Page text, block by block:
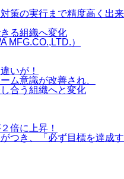
策の実行まで精度高く出来
る組織へ変化
MFG.CO.,LTD.）
いが！
ム意識が改善され、
合う組織へと変化
倍に上昇！
つき、「必ず目標を達成す